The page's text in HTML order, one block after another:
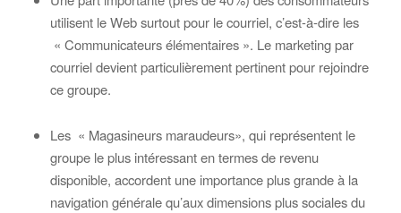
utilisent le Web surtout pour le courriel, c’est-à-dire les
« Communicateurs élémentaires ». Le marketing par
courriel devient particulièrement pertinent pour rejoindre
ce groupe.
Les « Magasineurs maraudeurs», qui représentent le
groupe le plus intéressant en termes de revenu
disponible, accordent une importance plus grande à la
navigation générale qu’aux dimensions plus sociales du